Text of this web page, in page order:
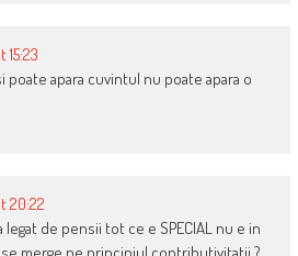
15:23
poate apara cuvintul nu poate apara o
20:22
de pensii tot ce e SPECIAL nu e in